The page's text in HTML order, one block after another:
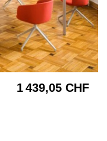
1 439,05 CHF